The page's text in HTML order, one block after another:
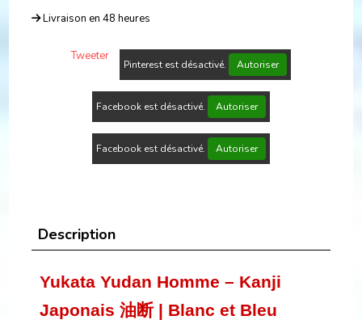
Livraison en 48 heures
Tweeter
Pinterest est désactivé. Autoriser
Facebook est désactivé. Autoriser
Facebook est désactivé. Autoriser
Description
Yukata Yudan Homme – Kanji
Japonais 油断 | Blanc et Bleu